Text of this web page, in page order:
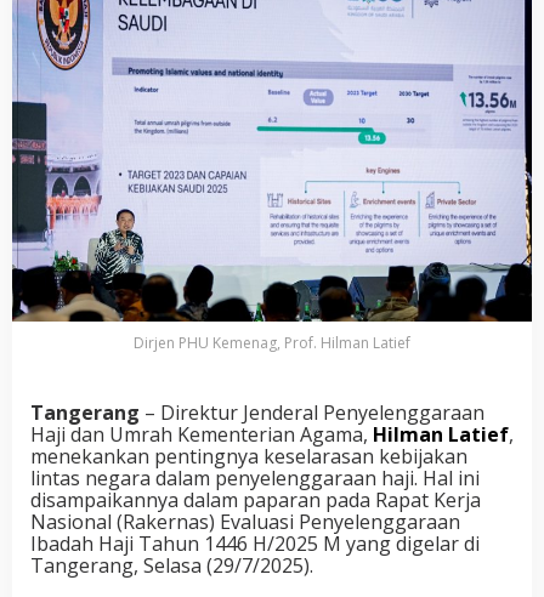
Dirjen PHU Kemenag, Prof. Hilman Latief
Tangerang – Direktur Jenderal Penyelenggaraan
Haji dan Umrah Kementerian Agama, Hilman Latief,
menekankan pentingnya keselarasan kebijakan
lintas negara dalam penyelenggaraan haji. Hal ini
disampaikannya dalam paparan pada Rapat Kerja
Nasional (Rakernas) Evaluasi Penyelenggaraan
Ibadah Haji Tahun 1446 H/2025 M yang digelar di
Tangerang, Selasa (29/7/2025).